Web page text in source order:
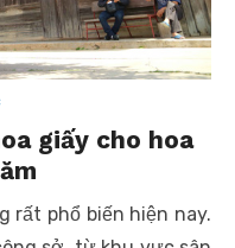
giấy cho hoa
rất phổ biến hiện nay.